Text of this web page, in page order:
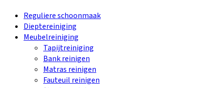
Reguliere schoonmaak
Dieptereiniging
Meubelreiniging
Tapijtreiniging
Bank reinigen
Matras reinigen
Fauteuil reinigen